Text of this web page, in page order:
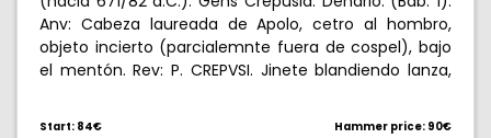
Anv: Cabeza laureada de Apolo, cetro al hombro,
objeto incierto (parcialemnte fuera de cospel), bajo
el mentón. Rev: P. CREPVSI. Jinete blandiendo lanza,
Start: 84€ Hammer price: 90€